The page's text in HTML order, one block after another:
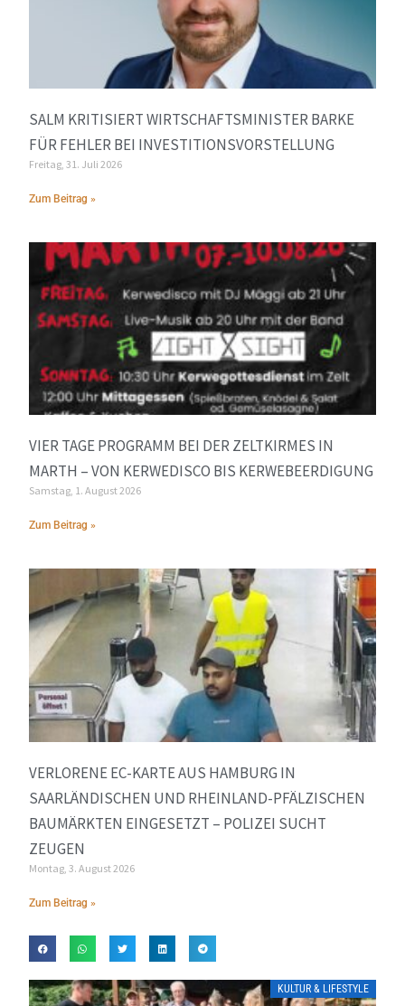
SALM KRITISIERT WIRTSCHAFTSMINISTER BARKE
FÜR FEHLER BEI INVESTITIONSVORSTELLUNG
Freitag, 31. Juli 2026
Zum Beitrag »
VIER TAGE PROGRAMM BEI DER ZELTKIRMES IN
MARTH – VON KERWEDISCO BIS KERWEBEERDIGUNG
Samstag, 1. August 2026
Zum Beitrag »
VERLORENE EC-KARTE AUS HAMBURG IN
SAARLÄNDISCHEN UND RHEINLAND-PFÄLZISCHEN
BAUMÄRKTEN EINGESETZT – POLIZEI SUCHT
ZEUGEN
Montag, 3. August 2026
Zum Beitrag »
KULTUR & LIFESTYLE